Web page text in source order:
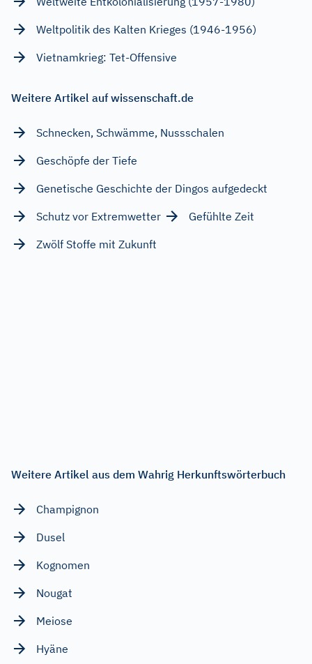
Weltpolitik des Kalten Krieges (1946-1956)
Vietnamkrieg: Tet-Offensive
Weitere Artikel auf wissenschaft.de
Schnecken, Schwämme, Nussschalen
Geschöpfe der Tiefe
Genetische Geschichte der Dingos aufgedeckt
Schutz vor Extremwetter
Gefühlte Zeit
Zwölf Stoffe mit Zukunft
Weitere Artikel aus dem Wahrig Herkunftswörterbuch
Champignon
Dusel
Kognomen
Nougat
Meiose
Hyäne